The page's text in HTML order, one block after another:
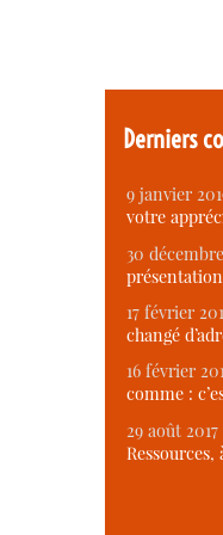
Derniers
9 janvier
votre
30
17 février
changé
16 février
comme :
29 août